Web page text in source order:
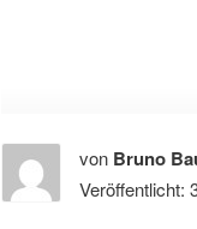
von Bruno
Veröffentlicht: